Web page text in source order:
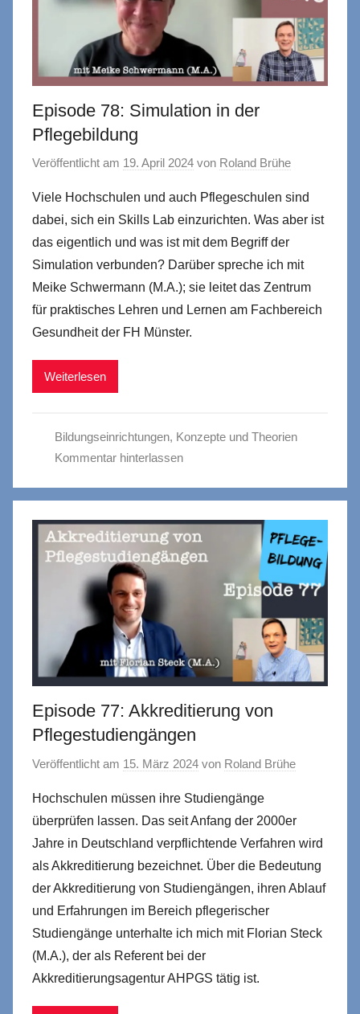
Episode 78: Simulation in der
Pflegebildung
Veröffentlicht am 19. April 2024 von Roland Brühe
Viele Hochschulen und auch Pflegeschulen sind
dabei, sich ein Skills Lab einzurichten. Was aber ist
das eigentlich und was ist mit dem Begriff der
Simulation verbunden? Darüber spreche ich mit
Meike Schwermann (M.A.); sie leitet das Zentrum
für praktisches Lehren und Lernen am Fachbereich
Gesundheit der FH Münster.
Weiterlesen
Bildungseinrichtungen, Konzepte und Theorien
Kommentar hinterlassen
Episode 77: Akkreditierung von
Pflegestudiengängen
Veröffentlicht am 15. März 2024 von Roland Brühe
Hochschulen müssen ihre Studiengänge
überprüfen lassen. Das seit Anfang der 2000er
Jahre in Deutschland verpflichtende Verfahren wird
als Akkreditierung bezeichnet. Über die Bedeutung
der Akkreditierung von Studiengängen, ihren Ablauf
und Erfahrungen im Bereich pflegerischer
Studiengänge unterhalte ich mich mit Florian Steck
(M.A.), der als Referent bei der
Akkreditierungsagentur AHPGS tätig ist.